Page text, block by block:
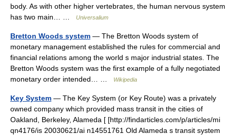
body. As with other higher vertebrates, the human nervous system
has two main… …
Universalium
Bretton Woods system — The Bretton Woods system of
monetary management established the rules for commercial and
financial relations among the world s major industrial states. The
Bretton Woods system was the first example of a fully negotiated
monetary order intended… …
Wikipedia
Key System — The Key System (or Key Route) was a privately
owned company which provided mass transit in the cities of
Oakland, Berkeley, Alameda [ [http://findarticles.com/p/articles/mi
qn4176/is 20030621/ai n14551761 Old Alameda s transit system